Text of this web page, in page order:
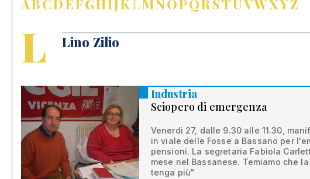
ABCDEFGHIJKLMNOPQRSTUVWXYZ
L Lino Zilio
Industria
Sciopero di emergenza
Venerdì 27, dalle 9.30 alle 11.30,
in viale delle Fosse a Bassano per
pensioni. La segretaria Fabiola
mese nel Bassanese. Temiamo che
tenga più"